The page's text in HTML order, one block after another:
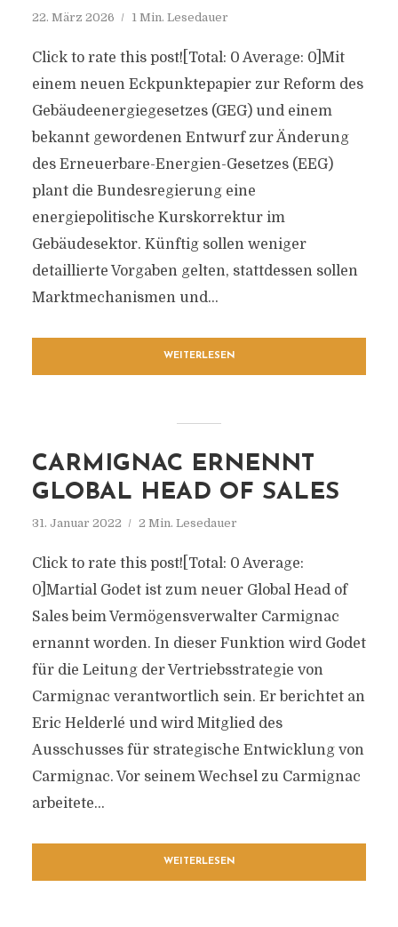
22. März 2026 1 Min. Lesedauer
Click to rate this post![Total: 0 Average: 0]Mit
einem neuen Eckpunktepapier zur Reform des
Gebäudeenergiegesetzes (GEG) und einem
bekannt gewordenen Entwurf zur Änderung
des Erneuerbare-Energien-Gesetzes (EEG)
plant die Bundesregierung eine
energiepolitische Kurskorrektur im
Gebäudesektor. Künftig sollen weniger
detaillierte Vorgaben gelten, stattdessen sollen
Marktmechanismen und...
WEITERLESEN
CARMIGNAC ERNENNT
GLOBAL HEAD OF SALES
31. Januar 2022 2 Min. Lesedauer
Click to rate this post![Total: 0 Average:
0]Martial Godet ist zum neuer Global Head of
Sales beim Vermögensverwalter Carmignac
ernannt worden. In dieser Funktion wird Godet
für die Leitung der Vertriebsstrategie von
Carmignac verantwortlich sein. Er berichtet an
Eric Helderlé und wird Mitglied des
Ausschusses für strategische Entwicklung von
Carmignac. Vor seinem Wechsel zu Carmignac
arbeitete...
WEITERLESEN